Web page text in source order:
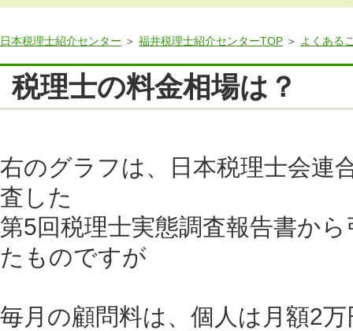
日本税理士紹介センター 福井税理士紹介センターTOP よくある
税理士の料金相場は？
右のグラフは、日本税理士会連
査した
第5回税理士実態調査報告書から
たものですが
毎月の顧問料は、個人は月額2万